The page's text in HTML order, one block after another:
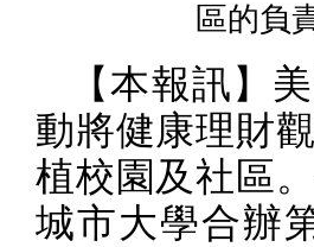
區的負
【本報訊】
動將健康理財
植校園及社區
城市大學合辦